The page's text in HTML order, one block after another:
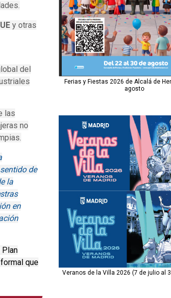
y otras
del
las
no
de
la
en
que
Ferias y Fiestas 2026 de Alcalá de
agosto
Veranos de la Villa 2026 (7 de julio al